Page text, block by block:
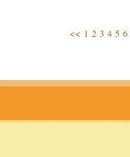
<< 1 2 3 4 5 6